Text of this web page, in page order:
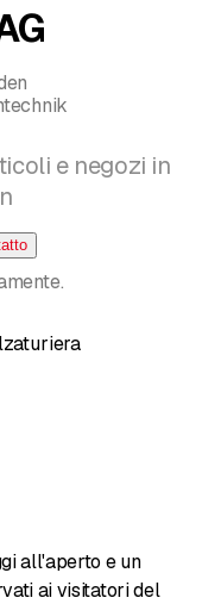
e negozi in
all'aperto e un
ai visitatori del